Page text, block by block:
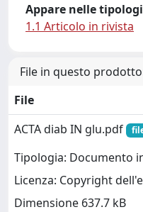
Appare nelle
1.1 Articolo in rivista
File in questo
File
ACTA diab IN glu.pdf
Tipologia: Documento
Licenza: Copyright
Dimensione 637.7 kB